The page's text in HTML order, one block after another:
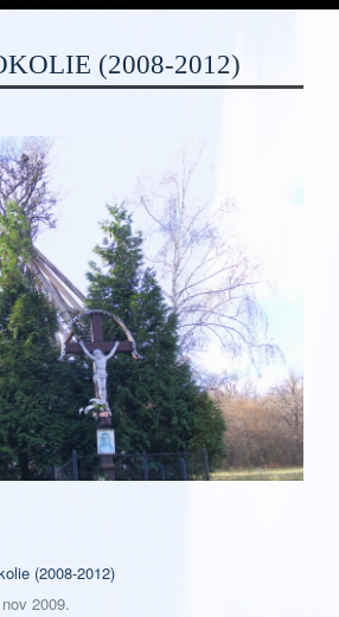
(2008-2012)
(2008-2012)
2009.